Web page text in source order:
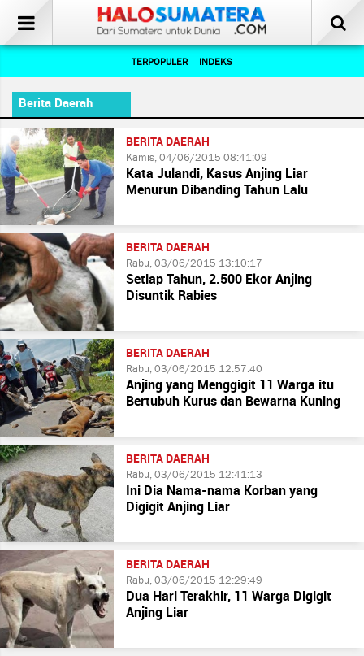
TERPOPULER INDEKS
Berita Daerah
BERITA DAERAH
Kamis, 04/06/2015 08:41:09
Kata Julandi, Kasus Anjing Liar
Menurun Dibanding Tahun Lalu
BERITA DAERAH
Rabu, 03/06/2015 13:10:17
Setiap Tahun, 2.500 Ekor Anjing
Disuntik Rabies
BERITA DAERAH
Rabu, 03/06/2015 12:57:40
Anjing yang Menggigit 11 Warga itu
Bertubuh Kurus dan Bewarna Kuning
BERITA DAERAH
Rabu, 03/06/2015 12:41:13
Ini Dia Nama-nama Korban yang
Digigit Anjing Liar
BERITA DAERAH
Rabu, 03/06/2015 12:29:49
Dua Hari Terakhir, 11 Warga Digigit
Anjing Liar